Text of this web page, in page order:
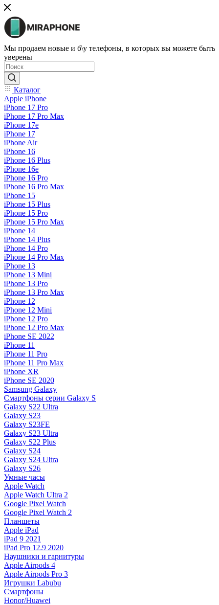
Мы продаем новые и б\у телефоны, в которых вы можете быть
уверены
Каталог
Apple iPhone
iPhone 17 Pro
iPhone 17 Pro Max
iPhone 17e
iPhone 17
iPhone Air
iPhone 16
iPhone 16 Plus
iPhone 16e
iPhone 16 Pro
iPhone 16 Pro Max
iPhone 15
iPhone 15 Plus
iPhone 15 Pro
iPhone 15 Pro Max
iPhone 14
iPhone 14 Plus
iPhone 14 Pro
iPhone 14 Pro Max
iPhone 13
iPhone 13 Mini
iPhone 13 Pro
iPhone 13 Pro Max
iPhone 12
iPhone 12 Mini
iPhone 12 Pro
iPhone 12 Pro Max
iPhone SE 2022
iPhone 11
iPhone 11 Pro
iPhone 11 Pro Max
iPhone XR
iPhone SE 2020
Samsung Galaxy
Смартфоны серии Galaxy S
Galaxy S22 Ultra
Galaxy S23
Galaxy S23FE
Galaxy S23 Ultra
Galaxy S22 Plus
Galaxy S24
Galaxy S24 Ultra
Galaxy S26
Умные часы
Apple Watch
Apple Watch Ultra 2
Google Pixel Watch
Google Pixel Watch 2
Планшеты
Apple iPad
iPad 9 2021
iPad Pro 12.9 2020
Наушники и гарнитуры
Apple Airpods 4
Apple Airpods Pro 3
Игрушки Labubu
Смартфоны
Honor/Huawei